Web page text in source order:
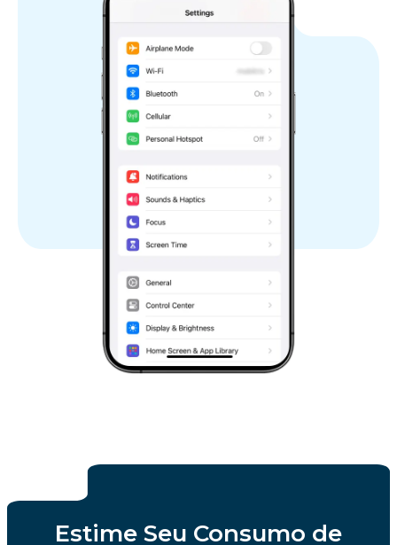
Estime Seu Consumo de